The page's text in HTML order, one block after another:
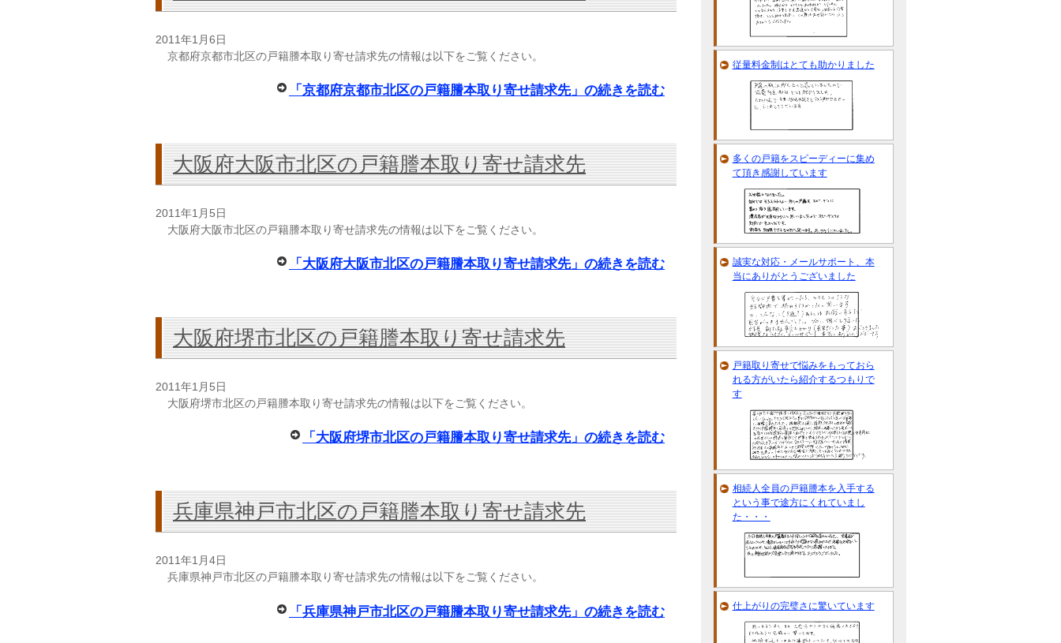
2011年1月6日
京都府京都市北区の戸籍謄本取り寄せ請求先の情報は以下をご覧ください。
「京都府京都市北区の戸籍謄本取り寄せ請求先」の続きを読む
大阪府大阪市北区の戸籍謄本取り寄せ請求先
2011年1月5日
大阪府大阪市北区の戸籍謄本取り寄せ請求先の情報は以下をご覧ください。
「大阪府大阪市北区の戸籍謄本取り寄せ請求先」の続きを読む
大阪府堺市北区の戸籍謄本取り寄せ請求先
2011年1月5日
大阪府堺市北区の戸籍謄本取り寄せ請求先の情報は以下をご覧ください。
「大阪府堺市北区の戸籍謄本取り寄せ請求先」の続きを読む
兵庫県神戸市北区の戸籍謄本取り寄せ請求先
2011年1月4日
兵庫県神戸市北区の戸籍謄本取り寄せ請求先の情報は以下をご覧ください。
「兵庫県神戸市北区の戸籍謄本取り寄せ請求先」の続きを読む
従量料金制はとても助かりました
多くの戸籍をスピーディーに集め
て頂き感謝しています
誠実な対応・メールサポート、本
当にありがとうございました
戸籍取り寄せで悩みをもっておら
れる方がいたら紹介するつもりで
す
相続人全員の戸籍謄本を入手する
という事で途方にくれていまし
た・・・
仕上がりの完璧さに驚いています